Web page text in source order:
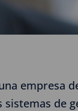
empresa
sistemas de